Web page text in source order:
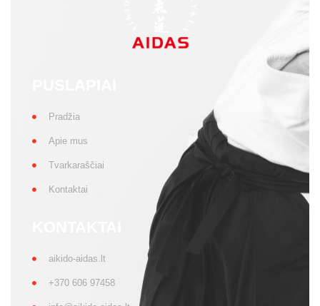
Pradžia
Apie mus
Tvarkaraščiai
Kontaktai
aikido-aidas.lt
+370 606 97458